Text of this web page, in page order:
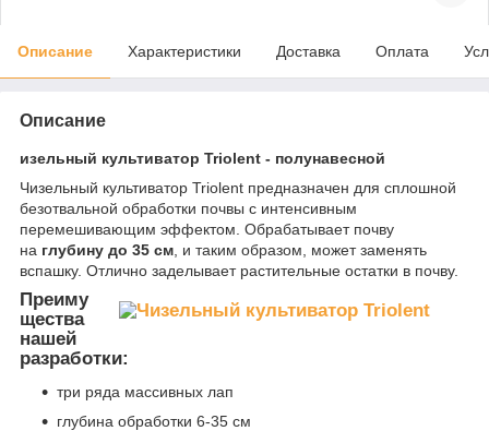
Описание Характеристики Доставка Оплата
Описание
изельный культиватор Triolent - полунавесной
Чизельный культиватор Triolent предназначен для сплошной
безотвальной обработки почвы с интенсивным
перемешивающим эффектом. Обрабатывает почву
на глубину до 35 см , и таким образом, может заменять
вспашку. Отлично заделывает растительные остатки в почву.
Преиму
щества
нашей
разработки:
три ряда массивных лап
глубина обработки 6-35 см